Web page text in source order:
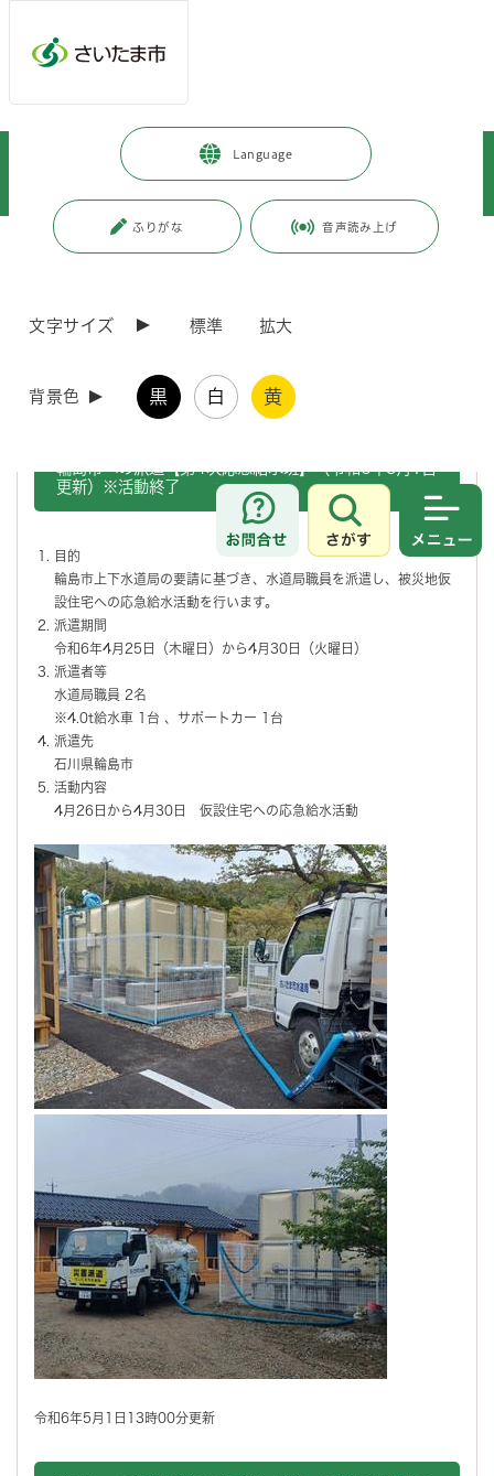
Language
ふりがな 音声読み上げ
文字サイズ 標準 拡大
背景色 黒 白 黄
お問合せ
さがす
暮らし・手続き > 上下水道・ごみ 上水道
災害支援
更新日付：2025年6月17日 / ページ番号：C112218
の派遣
さいたま市では、このたびの令和6年能登半島地震に伴う断水被害を受
けた被災地へ水道局職員を派遣しました。
更新）※活動終了
目的
輪島市上下水道局の要請に基づき、水道局職員を派遣し、被災地仮
設住宅への応急給水活動を行います。
派遣期間
令和6年4月25日（木曜日）から4月30日（火曜日）
派遣者等
水道局職員 2名
※4.0t給水車 1台 、サポートカー 1台
派遣先
石川県輪島市
活動内容
4月26日から4月30日 仮設住宅への応急給水活動
令和6年5月1日13時00分更新